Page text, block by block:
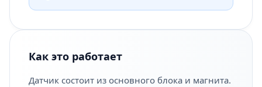
Как это работает
Датчик состоит из основного блока и магнита.